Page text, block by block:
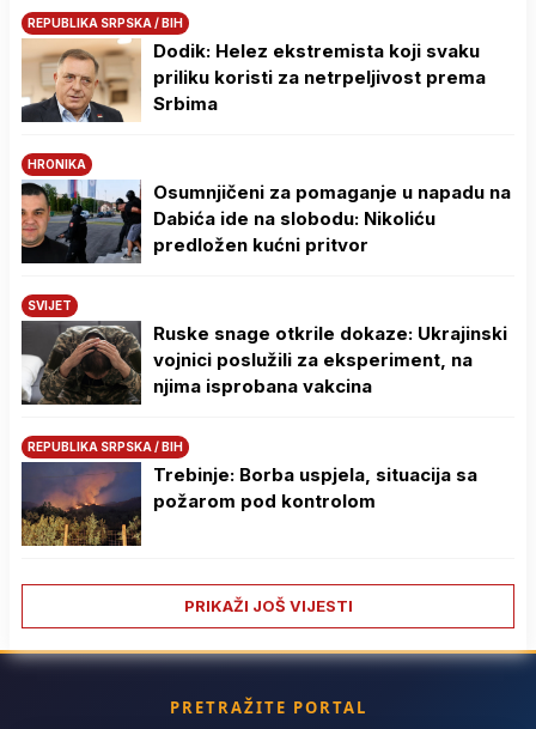
REPUBLIKA SRPSKA / BIH
Dodik: Helez ekstremista koji svaku
priliku koristi za netrpeljivost prema
Srbima
HRONIKA
Osumnjičeni za pomaganje u napadu na
Dabića ide na slobodu: Nikoliću
predložen kućni pritvor
SVIJET
Ruske snage otkrile dokaze: Ukrajinski
vojnici poslužili za eksperiment, na
njima isprobana vakcina
REPUBLIKA SRPSKA / BIH
Trebinje: Borba uspjela, situacija sa
požarom pod kontrolom
PRIKAŽI JOŠ VIJESTI
PRETRAŽITE PORTAL